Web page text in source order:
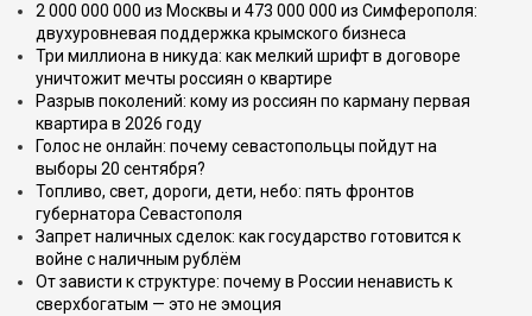
2 000 000 000 из Москвы и 473 000 000 из Симферополя:
двухуровневая поддержка крымского бизнеса
Три миллиона в никуда: как мелкий шрифт в договоре
уничтожит мечты россиян о квартире
Разрыв поколений: кому из россиян по карману первая
квартира в 2026 году
Голос не онлайн: почему севастопольцы пойдут на
выборы 20 сентября?
Топливо, свет, дороги, дети, небо: пять фронтов
губернатора Севастополя
Запрет наличных сделок: как государство готовится к
войне с наличным рублём
От зависти к структуре: почему в России ненависть к
сверхбогатым — это не эмоция